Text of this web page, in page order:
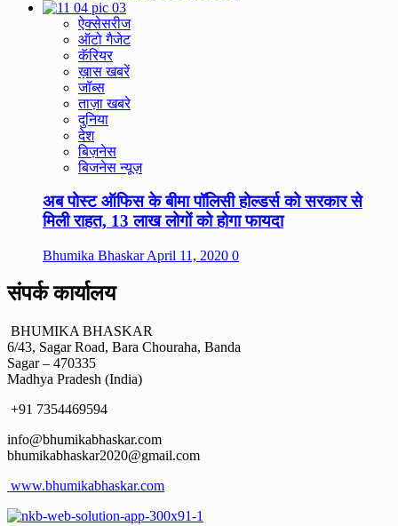
ऐक्सेसरीज
ऑटो गैजेट
कॅरियर
ख़ास खबरें
जॉब्स
ताज़ा खबरे
दुनिया
देश
बिज़नेस
बिजनेस न्यूज़
अब पोस्ट ऑफिस के बीमा पॉलिसी होल्डर्स को सरकार से
मिली राहत, 13 लाख लोगों को होगा फायदा
Bhumika BhaskarApril 11, 2020 0
संपर्क कार्यालय
BHUMIKA BHASKAR
6/43, Sagar Road, Bara Chouraha, Banda
Sagar – 470335
Madhya Pradesh (India)
+91 7354469594
info@bhumikabhaskar.com
bhumikabhaskar2020@gmail.com
www.bhumikabhaskar.com